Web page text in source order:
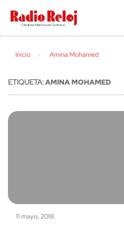
cerrar
Inicio Amina Mohamed
ETIQUETA:AMINA MOHAMED
11 mayo, 2018